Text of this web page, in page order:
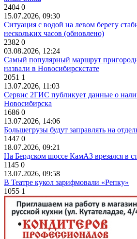
2404 0
15.07.2026, 09:30
Ситуация с водой на левом берегу
нескольких часов (обновлено)
2382 0
03.08.2026, 12:24
Самый популярный маршрут
назвали в Новосибирскстате
2051 1
13.07.2026, 11:03
Сервис 2ГИС публикует данные о
Новосибирска
1686 0
13.07.2026, 14:06
Большегрузы будут заправлять на
1447 0
18.07.2026, 09:21
На Бердском шоссе КамАЗ врезался в
1145 0
13.07.2026, 09:58
В Театре кукол зарифмовали «Репку»
1055 1